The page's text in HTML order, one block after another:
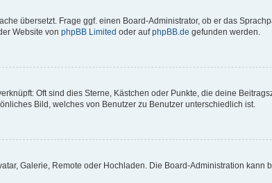
übersetzt. Frage ggf. einen Board-Administrator, ob er das
Website von phpBB Limited oder aufphpBB.de gefunden werden.
Oft sind dies Sterne, Kästchen oder Punkte, die deine
Bild, welches von Benutzer zu Benutzer unterschiedlich ist.
Galerie, Remote oder Hochladen. Die Board-Administration kann